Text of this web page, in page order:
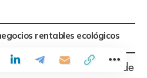
rentables ecológicos
medios salen a las calles de